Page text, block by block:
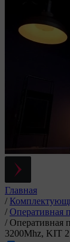
Главная
/
/ Оперативная
/ Оперативная
3200Mhz, KIT